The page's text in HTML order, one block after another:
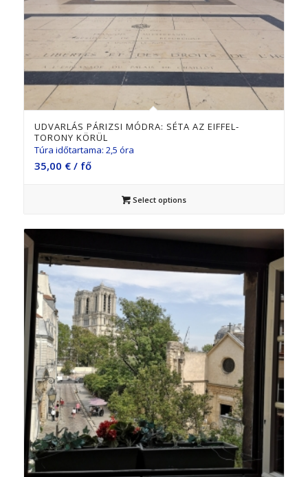
5.00
UDVARLÁS PÁRIZSI MÓDRA: SÉTA AZ EIFFEL-
TORONY KÖRÜL
Túra időtartama: 2,5 óra
35,00 €/ fő
Select options